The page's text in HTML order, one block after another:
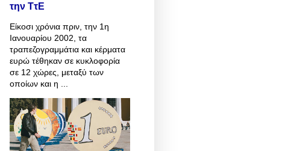
την ΤτΕ
Είκοσι χρόνια πριν, την 1η
Ιανουαρίου 2002, τα
τραπεζογραμμάτια και κέρματα
ευρώ τέθηκαν σε κυκλοφορία
σε 12 χώρες, μεταξύ των
οποίων και η ...